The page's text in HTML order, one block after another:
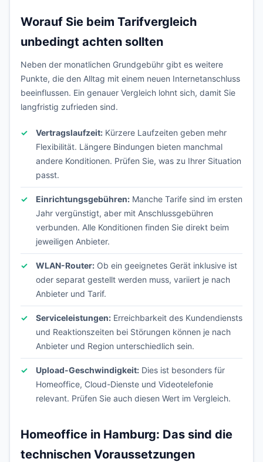
Worauf Sie beim Tarifvergleich
unbedingt achten sollten
Neben der monatlichen Grundgebühr gibt es weitere
Punkte, die den Alltag mit einem neuen Internetanschluss
beeinflussen. Ein genauer Vergleich lohnt sich, damit Sie
langfristig zufrieden sind.
Vertragslaufzeit: Kürzere Laufzeiten geben mehr
Flexibilität. Längere Bindungen bieten manchmal
andere Konditionen. Prüfen Sie, was zu Ihrer Situation
passt.
Einrichtungsgebühren: Manche Tarife sind im ersten
Jahr vergünstigt, aber mit Anschlussgebühren
verbunden. Alle Konditionen finden Sie direkt beim
jeweiligen Anbieter.
WLAN-Router: Ob ein geeignetes Gerät inklusive ist
oder separat gestellt werden muss, variiert je nach
Anbieter und Tarif.
Serviceleistungen: Erreichbarkeit des Kundendiensts
und Reaktionszeiten bei Störungen können je nach
Anbieter und Region unterschiedlich sein.
Upload-Geschwindigkeit: Dies ist besonders für
Homeoffice, Cloud-Dienste und Videotelefonie
relevant. Prüfen Sie auch diesen Wert im Vergleich.
Homeoffice in Hamburg: Das sind die
technischen Voraussetzungen